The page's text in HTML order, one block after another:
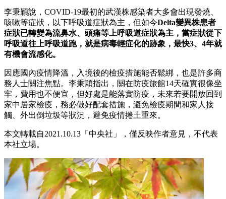
李秉穎說，COVID-19最初的武漢株感染者大多會出現發燒、
咳嗽等症狀，以下呼吸道症狀為主，但如今Delta變異株患者
症狀已轉變為流鼻水、頭痛等上呼吸道症狀為主，當症狀從下
呼吸道往上呼吸道跑，就是病毒輕症化的跡象，最快3、4年就
有機會流感化。
因應國內疫情降溫，入境後的檢疫措施能否鬆綁，也是許多商
務人士關注焦點。李秉穎指出，關在防疫旅館14天確實很像坐
牢，費用也不便宜，但好處是能落實防疫，未來若要開放回到
家中居家檢疫，務必做好配套措施，避免檢疫期間和家人接
觸、外出倒垃圾等狀況，避免疫情捲土重來。
本文轉載自2021.10.13「中央社」，僅反映作者意見，不代表
本社立場。